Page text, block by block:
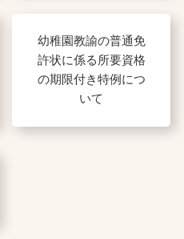
幼稚園教諭の普通免
許状に係る所要資格
の期限付き特例につ
いて